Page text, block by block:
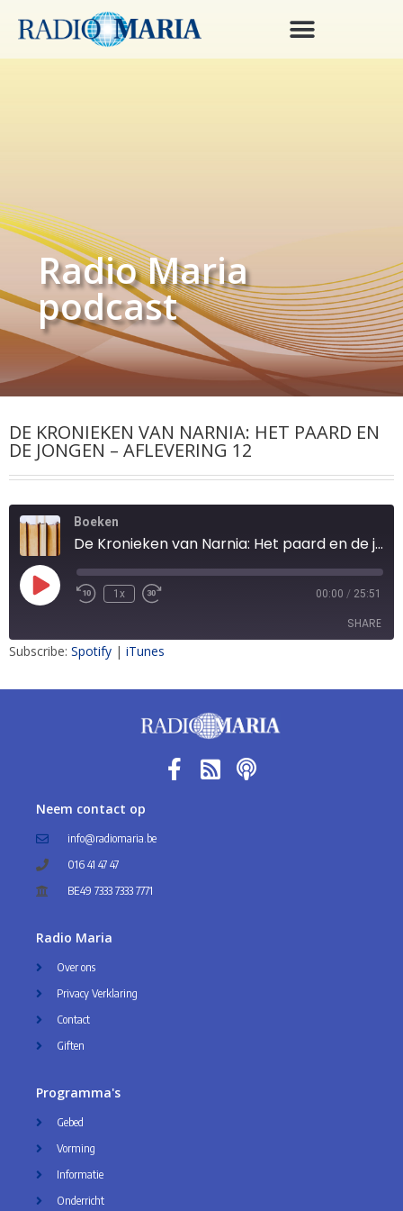
Radio Maria
podcast
DE KRONIEKEN VAN NARNIA: HET PAARD EN
DE JONGEN – AFLEVERING 12
Boeken
De Kronieken van Narnia: Het paard en de jongen – aflevering 12
1x 00:00 / 25:51
SHARE
Subscribe: Spotify | iTunes
Neem contact op
info@radiomaria.be
016 41 47 47
BE49 7333 7333 7771
Radio Maria
Over ons
Privacy Verklaring
Contact
Giften
Programma's
Gebed
Vorming
Informatie
Onderricht